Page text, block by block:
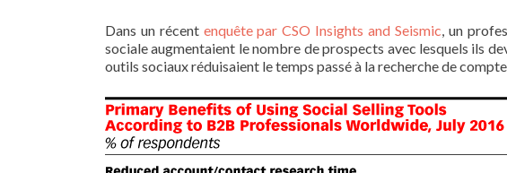
Dans un récent enquête par CSO Insights and Seismic, un
sociale augmentaient le nombre de prospects avec lesquels ils
outils sociaux réduisaient le temps passé à la recherche de